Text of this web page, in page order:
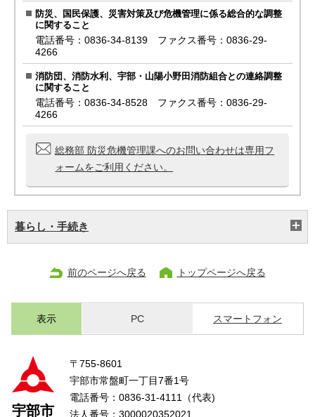
防災、国民保護、災害対策及び危機管理に係る総合的な調整
に関すること
電話番号：0836-34-8139 ファクス番号：0836-29-
4266
消防団、消防水利、宇部・山陽小野田消防組合との連絡調整
に関すること
電話番号：0836-34-8528 ファクス番号：0836-29-
4266
総務部 防災危機管理課へのお問い合わせは専用フ
ォームをご利用ください。
暮らし・手続き
前のページへ戻る トップページへ戻る
表示 PC スマートフォン
宇部市
〒755-8601
宇部市常盤町一丁目7番1号
電話番号：0836-31-4111（代表)
法人番号：3000020352021